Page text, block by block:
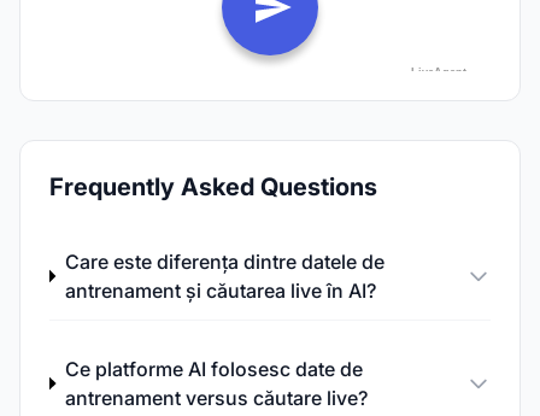
Frequently Asked Questions
Care este diferența dintre datele de
antrenament și căutarea live în AI?
Ce platforme AI folosesc date de
antrenament versus căutare live?